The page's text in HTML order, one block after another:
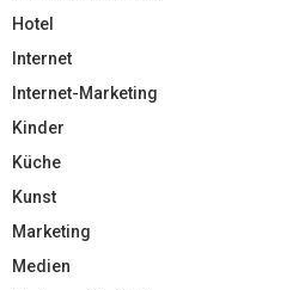
Hotel
Internet
Internet-Marketing
Kinder
Küche
Kunst
Marketing
Medien